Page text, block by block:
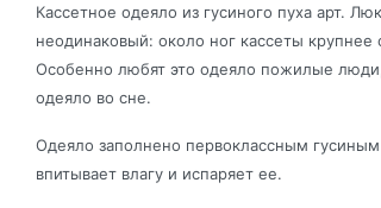
Кассетное одеяло из гусиного пуха арт.
неодинаковый: около ног кассеты
Особенно любят это одеяло пожилые
одеяло во сне.
Одеяло заполнено первоклассным
впитывает влагу и испаряет ее.